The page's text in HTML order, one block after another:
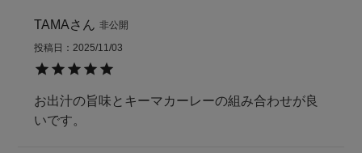
TAMA
非公開
投稿日
2025/11/03
お出汁の旨味とキーマカーレーの組み合わせが良
いです。